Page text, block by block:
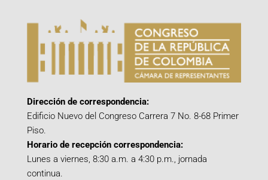
Dirección de correspondencia:
Edificio Nuevo del Congreso Carrera 7 No. 8-68 Primer
Piso.
Horario de recepción correspondencia:
Lunes a viernes, 8:30 a.m. a 4:30 p.m., jornada
continua.